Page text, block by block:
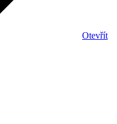
Otevřít